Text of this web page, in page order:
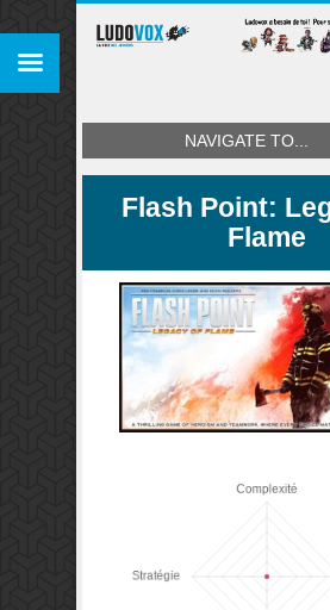
NAVIGATE TO...
Flash Point:
Flame